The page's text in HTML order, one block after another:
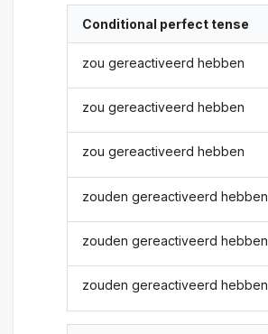
Conditional perfect tense
zou gereactiveerd hebben
zou gereactiveerd hebben
zou gereactiveerd hebben
zouden gereactiveerd hebben
zouden gereactiveerd hebben
zouden gereactiveerd hebben